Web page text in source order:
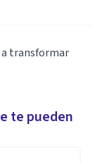
a transformar
te pueden